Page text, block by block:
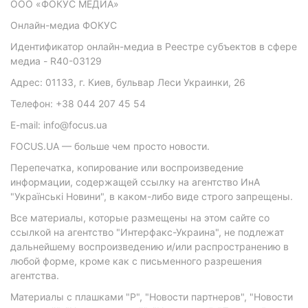
ООО «ФОКУС МЕДИА»
Онлайн-медиа ФОКУС
Идентификатор онлайн-медиа в Реестре субъектов в сфере
медиа - R40-03129
Адрес: 01133, г. Киев, бульвар Леси Украинки, 26
Телефон: +38 044 207 45 54
E-mail: info@focus.ua
FOCUS.UA — больше чем просто новости.
Перепечатка, копирование или воспроизведение
информации, содержащей ссылку на агентство ИнА
"Українські Новини", в каком-либо виде строго запрещены.
Все материалы, которые размещены на этом сайте со
ссылкой на агентство "Интерфакс-Украина", не подлежат
дальнейшему воспроизведению и/или распространению в
любой форме, кроме как с письменного разрешения
агентства.
Материалы с плашками "Р", "Новости партнеров", "Новости